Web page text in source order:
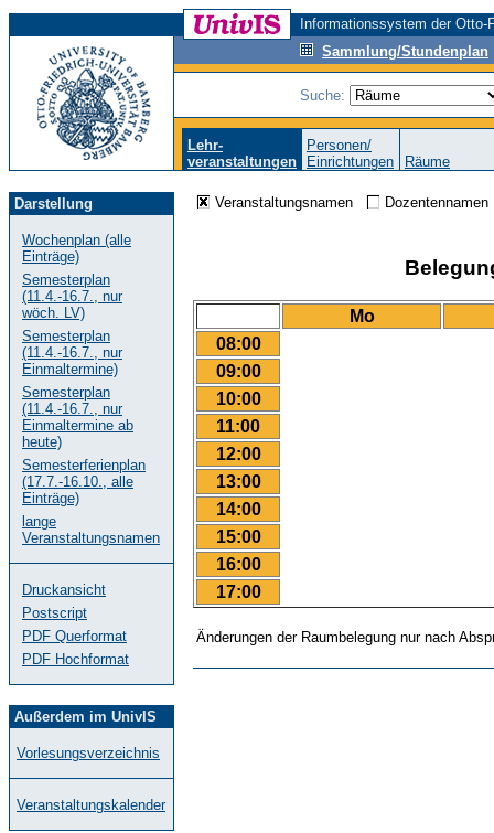
Informationssystem der
Sammlung/Stundenplan
Suche:
Lehr-
veranstaltungen
Personen/
Einrichtungen
Räume
Darstellung
Wochenplan (alle
Einträge)
Semesterplan
(11.4.-16.7., nur
wöch. LV)
Semesterplan
(11.4.-16.7., nur
Einmaltermine)
Semesterplan
(11.4.-16.7., nur
Einmaltermine ab
heute)
Semesterferienplan
(17.7.-16.10., alle
Einträge)
lange
Veranstaltungsnamen
Druckansicht
Postscript
PDF Querformat
PDF Hochformat
Außerdem im UnivIS
Vorlesungsverzeichnis
Veranstaltungskalender
Veranstaltungsnamen
Mo
08:00
09:00
10:00
11:00
12:00
13:00
14:00
15:00
16:00
17:00
Änderungen der Raumbelegung nur nach